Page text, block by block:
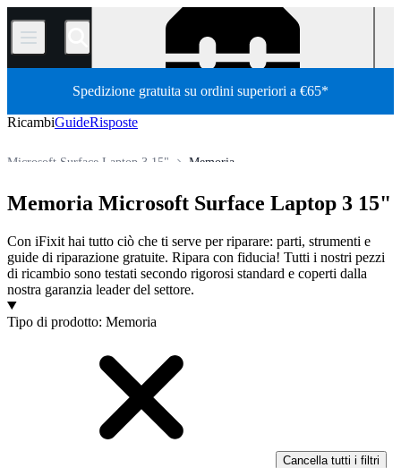
/
Spedizione gratuita su ordini superiori a €65*
RicambiGuideRisposte
Memoria
Microsoft Surface Laptop 3 15"
PC
Tutti i ricambi
Store
Memoria Microsoft Surface Laptop 3 15"
Con iFixit hai tutto ciò che ti serve per riparare: parti, strumenti e
guide di riparazione gratuite. Ripara con fiducia! Tutti i nostri pezzi
di ricambio sono testati secondo rigorosi standard e coperti dalla
nostra garanzia leader del settore.
Prodotti
Tipo di prodotto: Memoria
Cancella tutti i filtri